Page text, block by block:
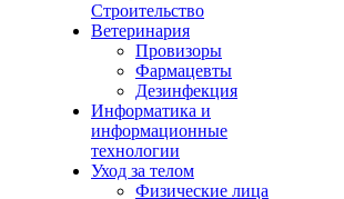
Строительство
Ветеринария
Провизоры
Фармацевты
Дезинфекция
Информатика и
информационные
технологии
Уход за телом
Физические лица